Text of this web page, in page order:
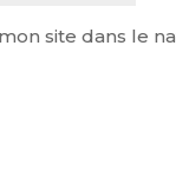
site dans le